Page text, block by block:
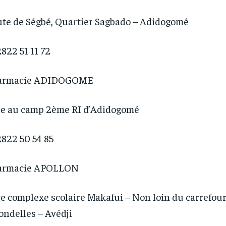
de Ségbé, Quartier Sagbado – Adidogomé
51 11 72
ADIDOGOME
au camp 2ème RI d’Adidogomé
50 54 85
APOLLON
complexe scolaire Makafui – Non loin du
– Avédji